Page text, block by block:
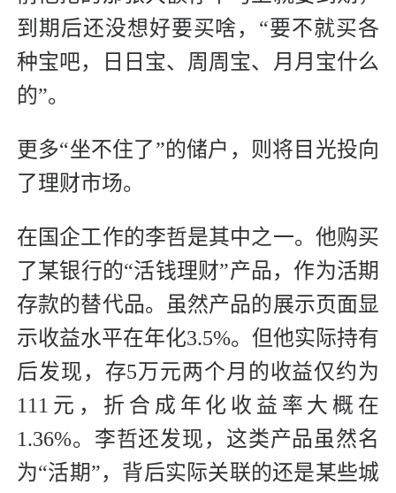
到期后还没想好要买啥，“要不就买各
种宝吧，日日宝、周周宝、月月宝什么
的”。
更多“坐不住了”的储户，则将目光投向
了理财市场。
在国企工作的李哲是其中之一。他购买
了某银行的“活钱理财”产品，作为活期
存款的替代品。虽然产品的展示页面显
示收益水平在年化3.5%。但他实际持有
后发现，存5万元两个月的收益仅约为
111元，折合成年化收益率大概在
1.36%。李哲还发现，这类产品虽然名
为“活期”，背后实际关联的还是某些城